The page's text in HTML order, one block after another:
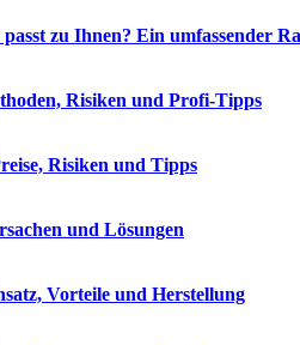
zu Ihnen? Ein umfassender
Risiken und Profi-Tipps
Risiken und Tipps
und Lösungen
Vorteile und Herstellung